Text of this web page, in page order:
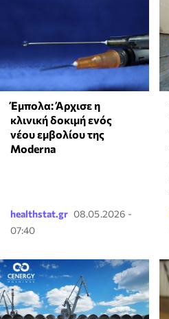
Έμπολα: Άρχισε η
κλινική δοκιμή ενός
νέου εμβολίου της
Moderna
healthstat.gr 08.05.2026 -
07:40